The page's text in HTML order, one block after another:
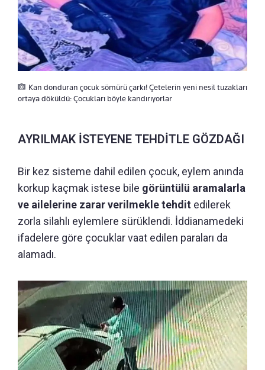
Kan donduran çocuk sömürü çarkı! Çetelerin yeni nesil tuzakları
ortaya döküldü: Çocukları böyle kandırıyorlar
AYRILMAK İSTEYENE TEHDİTLE GÖZDAĞI
Bir kez sisteme dahil edilen çocuk, eylem anında
korkup kaçmak istese bile görüntülü aramalarla
ve ailelerine zarar verilmekle tehdit edilerek
zorla silahlı eylemlere sürüklendi. İddianamedeki
ifadelere göre çocuklar vaat edilen paraları da
alamadı.